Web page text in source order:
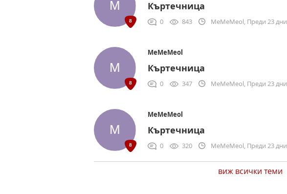
Къртечница
0 843 MeMeMeol, Преди 23 дни
MeMeMeol
Къртечница
0 347 MeMeMeol, Преди 23 дни
MeMeMeol
Къртечница
0 320 MeMeMeol, Преди 23 дни
виж всички теми